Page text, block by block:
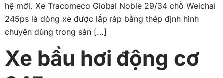
hệ mới. Xe Tracomeco Global Noble 29/34 chỗ Weichai
245ps là dòng xe được lắp ráp bằng thép định hình
chuyên dùng trong sản […]
Xe bầu hơi động cơ